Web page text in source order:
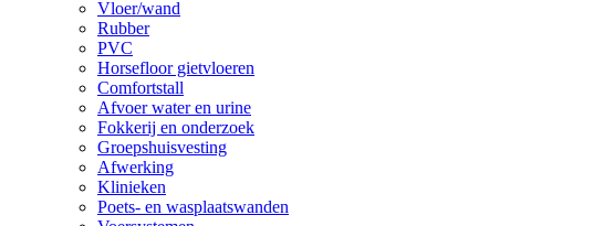
Vloer/wand
Rubber
PVC
Horsefloor gietvloeren
Comfortstall
Afvoer water en urine
Fokkerij en onderzoek
Groepshuisvesting
Afwerking
Klinieken
Poets- en wasplaatswanden